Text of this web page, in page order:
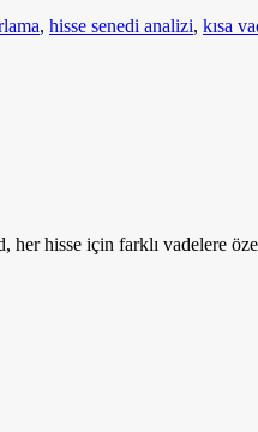
, hisse senedi analizi, kısa
her hisse için farklı vadelere